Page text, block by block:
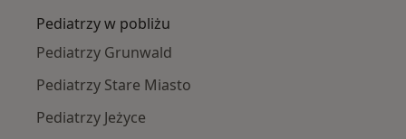
Pediatrzy w pobliżu
Pediatrzy Grunwald
Pediatrzy Stare Miasto
Pediatrzy Jeżyce